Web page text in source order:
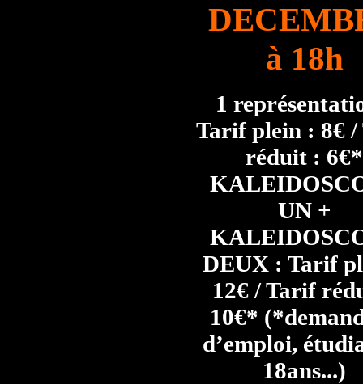
à 18h
1
Tarif plein : 8€
réduit : 6€*
UN +
DEUX : Tarif
12€ / Tarif
10€*
d’emploi,
18ans...)